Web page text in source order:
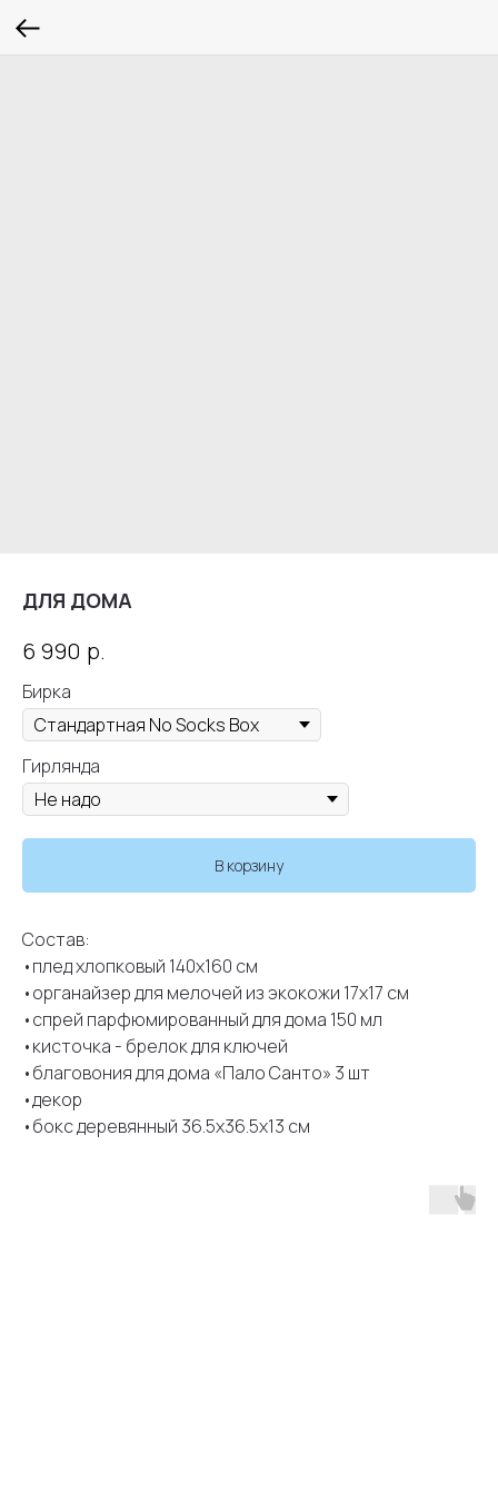
ДЛЯ ДОМА
6 990 р.
Бирка
Гирлянда
В корзину
Состав:
•плед хлопковый 140х160 см
•органайзер для мелочей из экокожи 17х17 см
•спрей парфюмированный для дома 150 мл
•кисточка - брелок для ключей
•благовония для дома «Пало Санто» 3 шт
•декор
•бокс деревянный 36.5х36.5х13 см